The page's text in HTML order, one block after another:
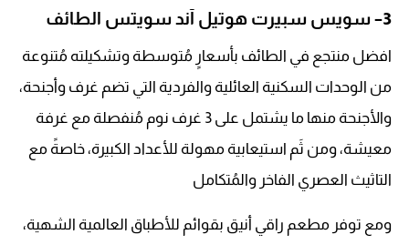
3– سويس سبيرت هوتيل آند سويتس الطائف
افضل منتجع في الطائف بأسعارٍ مُتوسطة وتشكيلته مُتنوعة
من الوحدات السكنية العائلية والفردية التي تضم غرف وأجنحة،
والأجنحة منها ما يشتمل على 3 غرف نوم مُنفصلة مع غرفة
معيشة، ومن ثَم استيعابية مهولة للأعداد الكبيرة، خاصةً مع
التاثيث العصري الفاخر والمُتكامل
ومع توفر مطعم راقي أنيق بقوائم للأطباق العالمية الشهية،